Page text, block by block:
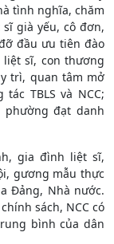
tình nghĩa, chăm
già yếu, cô đơn,
đầu ưu tiên đào
sĩ, con thương
trì, quan tâm mở
TBLS và NCC;
phường đạt danh
gia đình liệt sĩ,
gương mẫu thực
Đảng, Nhà nước.
sách, NCC có
bình của dân